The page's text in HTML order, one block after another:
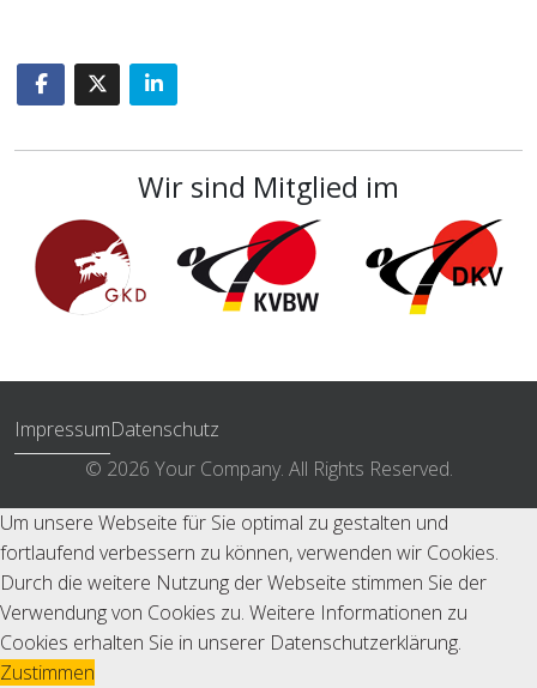
Wir sind Mitglied im
ImpressumDatenschutz
© 2026 Your Company. All Rights Reserved.
Um unsere Webseite für Sie optimal zu gestalten und
fortlaufend verbessern zu können, verwenden wir Cookies.
Durch die weitere Nutzung der Webseite stimmen Sie der
Verwendung von Cookies zu. Weitere Informationen zu
Cookies erhalten Sie in unserer Datenschutzerklärung.
Zustimmen